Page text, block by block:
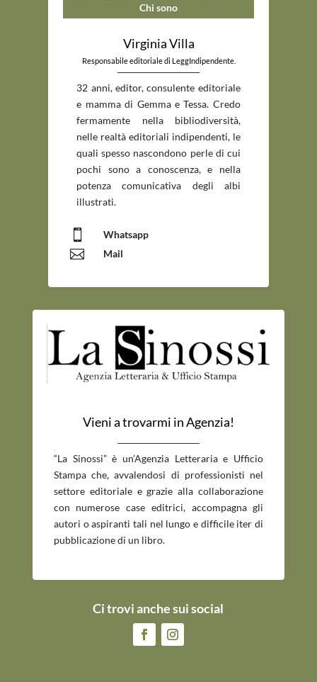
Chi sono
Virginia Villa
Responsabile editoriale di LeggIndipendente.
_____________________________
32 anni, editor, consulente editoriale
e mamma di Gemma e Tessa. Credo
fermamente nella bibliodiversità,
nelle realtà editoriali indipendenti, le
quali spesso nascondono perle di cui
pochi sono a conoscenza, e nella
potenza comunicativa degli albi
illustrati.
 Whatsapp
 Mail
Vieni a trovarmi in Agenzia!
“La Sinossi” è un’Agenzia Letteraria e Ufficio
Stampa che, avvalendosi di professionisti nel
settore editoriale e grazie alla collaborazione
con numerose case editrici, accompagna gli
autori o aspiranti tali nel lungo e difficile iter di
pubblicazione di un libro.
Ci trovi anche sui social